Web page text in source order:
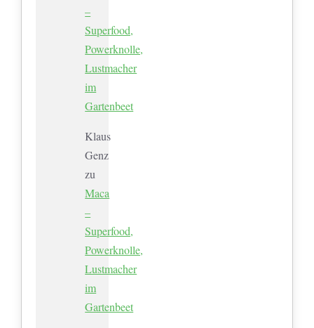
–
Superfood,
Powerknolle,
Lustmacher
im
Gartenbeet
Klaus
Genz
zu
Maca
–
Superfood,
Powerknolle,
Lustmacher
im
Gartenbeet